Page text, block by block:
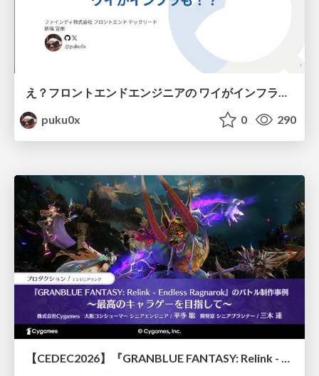
え？フロントエンドエンジニアの ワイがインフラも！？
puku0x
0 290